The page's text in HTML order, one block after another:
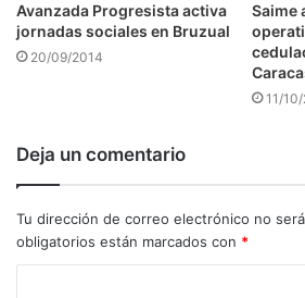
Avanzada Progresista activa
jornadas sociales en Bruzual
20/09/2014
Saime
11/
Deja un comentario
Tu dirección de correo electrónico no
obligatorios están marcados con *